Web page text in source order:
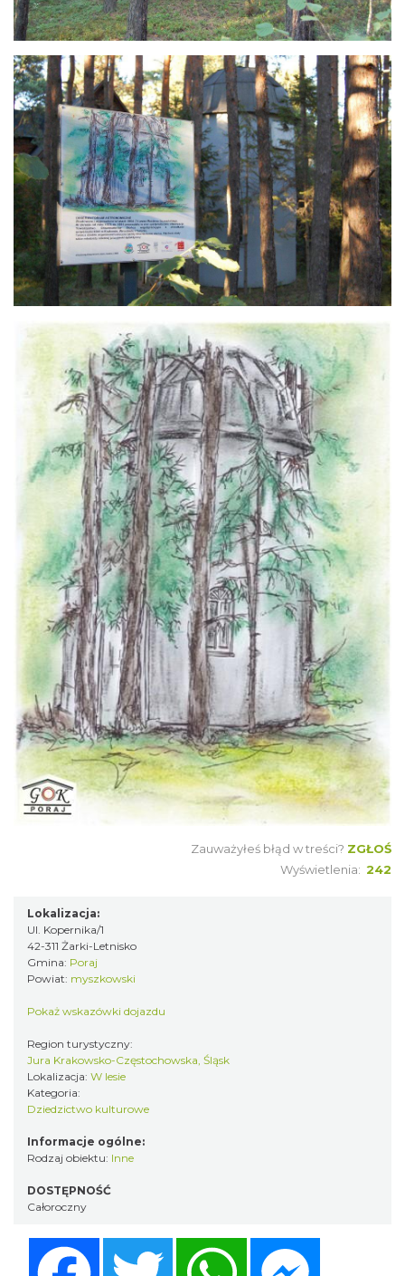
Zauważyłeś błąd w treści? ZGŁOŚ
Wyświetlenia: 242
Lokalizacja:
Ul. Kopernika/1
42-311 Żarki-Letnisko
Gmina: Poraj
Powiat: myszkowski
Pokaż wskazówki dojazdu
Region turystyczny:
Jura Krakowsko-Częstochowska, Śląsk
Lokalizacja: W lesie
Kategoria:
Dziedzictwo kulturowe
Informacje ogólne:
Rodzaj obiektu: Inne
DOSTĘPNOŚĆ
Całoroczny
Twitter